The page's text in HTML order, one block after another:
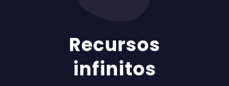
Recursos
infinitos